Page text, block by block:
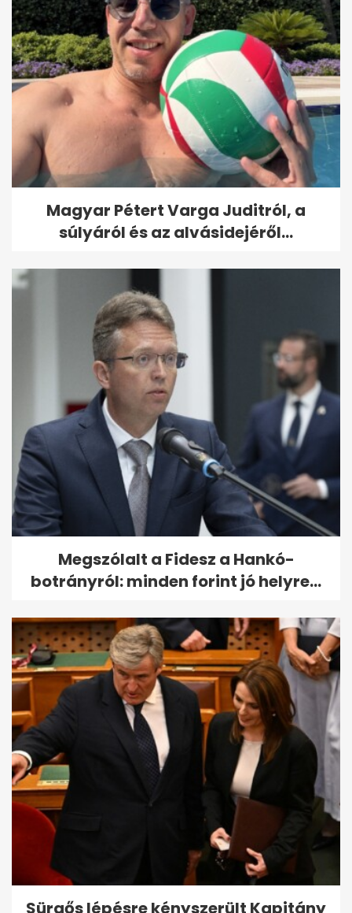
Magyar Pétert Varga Juditról, a
súlyáról és az alvásidejéről...
Megszólalt a Fidesz a Hankó-
botrányról: minden forint jó helyre...